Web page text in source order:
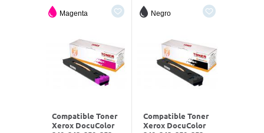
Magenta
Compatible Toner
Xerox DocuColor
Negro
Compatible Toner
Xerox DocuColor